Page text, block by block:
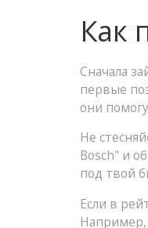
Как
Сначала
первые
они
Не
Bosch" и
под твой
Если в
Например,